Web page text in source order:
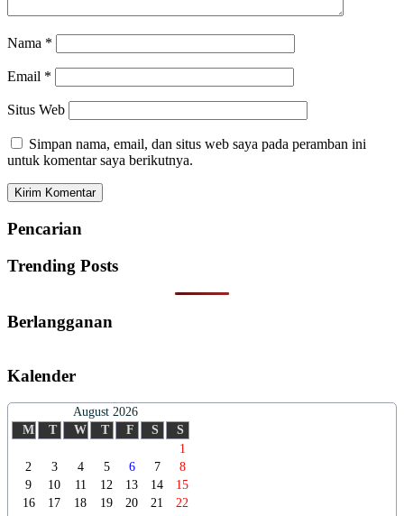
Nama *
Email *
Situs Web
Simpan nama, email, dan situs web saya pada peramban ini
untuk komentar saya berikutnya.
Pencarian
Trending Posts
Berlangganan
Kalender
August 2026
M
T W T F S
S
1
2
3 4 5 6 7
8
9
10 11 12 13 14
15
16
17 18 19 20 21
22